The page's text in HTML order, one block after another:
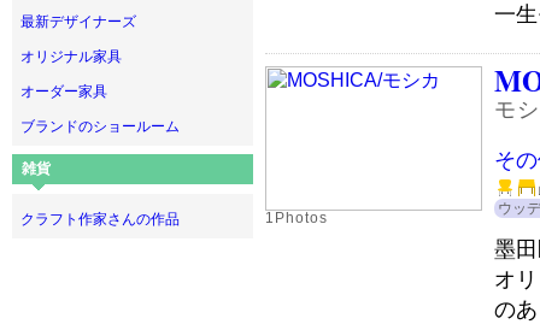
最新デザイナーズ
オリジナル家具
オーダー家具
ブランドのショールーム
雑貨
クラフト作家さんの作品
一
1Photos
モ
そ
ウッ
墨
オ
の